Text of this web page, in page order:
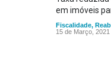
em imóveis
Fiscalidade,
15 de Março, 2021